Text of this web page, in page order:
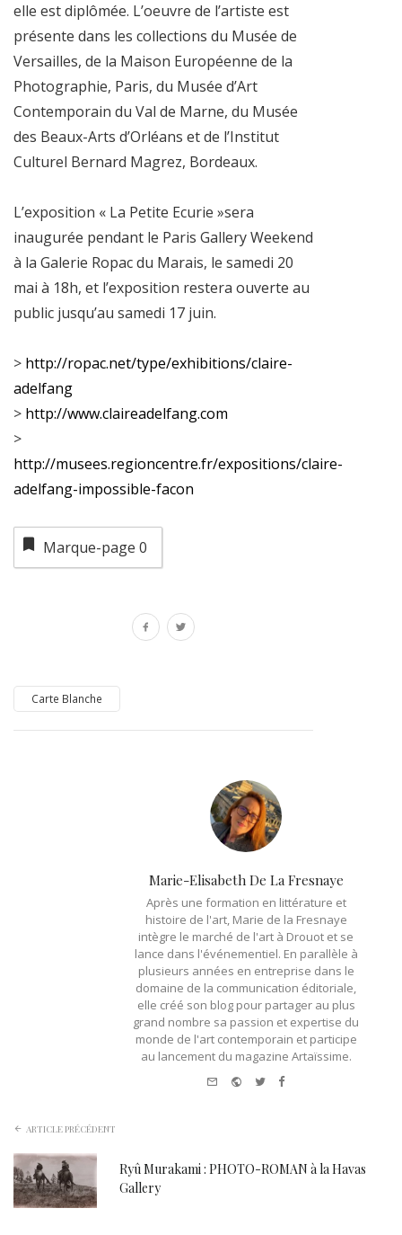
elle est diplômée. L’oeuvre de l’artiste est
présente dans les collections du Musée de
Versailles, de la Maison Européenne de la
Photographie, Paris, du Musée d’Art
Contemporain du Val de Marne, du Musée
des Beaux-Arts d’Orléans et de l’Institut
Culturel Bernard Magrez, Bordeaux.
L’exposition « La Petite Ecurie »sera
inaugurée pendant le Paris Gallery Weekend
à la Galerie Ropac du Marais, le samedi 20
mai à 18h, et l’exposition restera ouverte au
public jusqu’au samedi 17 juin.
> http://ropac.net/type/exhibitions/claire-
adelfang
> http://www.claireadelfang.com
>
http://musees.regioncentre.fr/expositions/claire-
adelfang-impossible-facon
Marque-page 0
Carte Blanche
Marie-Elisabeth De La Fresnaye
Après une formation en littérature et
histoire de l'art, Marie de la Fresnaye
intègre le marché de l'art à Drouot et se
lance dans l'événementiel. En parallèle à
plusieurs années en entreprise dans le
domaine de la communication éditoriale,
elle créé son blog pour partager au plus
grand nombre sa passion et expertise du
monde de l'art contemporain et participe
au lancement du magazine Artaïssime.
Website
TwitterFacebook
ARTICLE PRÉCÉDENT
Ryû Murakami : PHOTO-ROMAN à la Havas
Gallery